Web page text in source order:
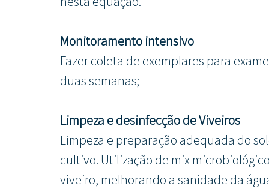
Monitoramento intensivo
Fazer coleta de exemplares para
duas semanas;
Limpeza e desinfecção de Viveiros
Limpeza e preparação adequada do
cultivo. Utilização de mix
viveiro, melhorando a sanidade da